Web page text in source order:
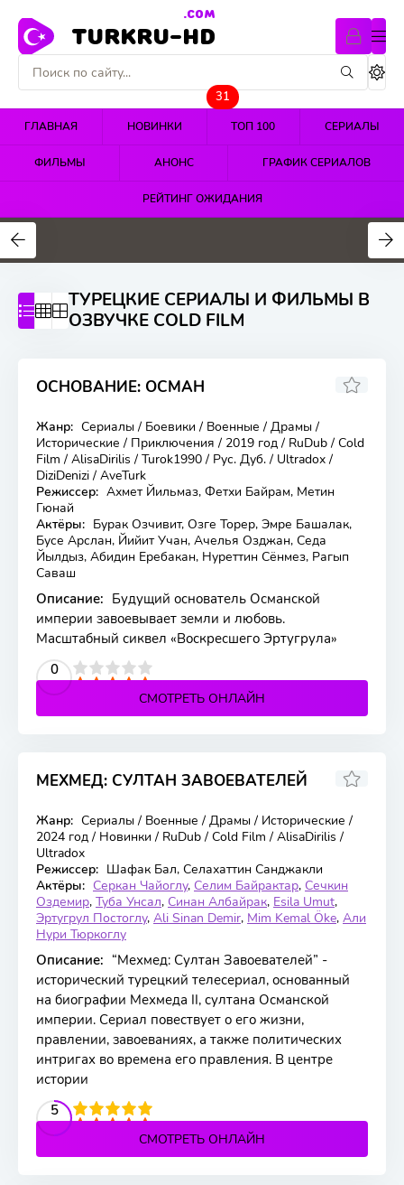
TURKRU-HD
.COM
ГЛАВНАЯ НОВИНКИ
31
ТОП 100 СЕРИАЛЫ
ФИЛЬМЫ АНОНС ГРАФИК СЕРИАЛОВ
РЕЙТИНГ ОЖИДАНИЯ
4.4
ТУРЕЦКИЕ СЕРИАЛЫ И ФИЛЬМЫ В
ОЗВУЧКЕ COLD FILM
ОСНОВАНИЕ: ОСМАН
194 серия
8.346
Жанр: Сериалы / Боевики / Военные / Драмы /
Исторические / Приключения / 2019 год / RuDub / Cold
Film / AlisaDirilis / Turok1990 / Рус. Дуб. / Ultradox /
DiziDenizi / AveTurk
Режиссер: Ахмет Йильмаз, Фетхи Байрам, Метин
Гюнай
Актёры: Бурак Озчивит, Озге Торер, Эмре Башалак,
Бусе Арслан, Йийит Учан, Ачелья Озджан, Седа
Йылдыз, Абидин Еребакан, Нуреттин Сёнмез, Рагып
Саваш
Описание: Будущий основатель Османской
империи завоевывает земли и любовь.
Масштабный сиквел «Воскресшего Эртугрула»
0
4 5
СМОТРЕТЬ ОНЛАЙН
МЕХМЕД: СУЛТАН ЗАВОЕВАТЕЛЕЙ
83 серия
7.6
Жанр: Сериалы / Военные / Драмы / Исторические /
2024 год / Новинки / RuDub / Cold Film / AlisaDirilis /
Ultradox
Режиссер: Шафак Бал, Селахаттин Санджакли
Актёры: Серкан Чайоглу, Селим Байрактар, Сечкин
Оздемир, Туба Унсал, Синан Албайрак, Esila Umut,
Эртугрул Постоглу, Ali Sinan Demir, Mim Kemal Öke, Али
Нури Тюркоглу
Описание: “Мехмед: Султан Завоевателей” -
исторический турецкий телесериал, основанный
на биографии Мехмеда II, султана Османской
империи. Сериал повествует о его жизни,
правлении, завоеваниях, а также политических
интригах во времена его правления. В центре
истории
5
4 5
СМОТРЕТЬ ОНЛАЙН